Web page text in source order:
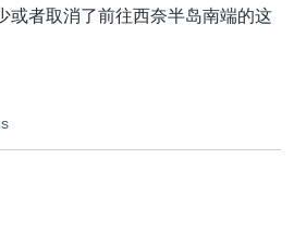
或者取消了前往西奈半岛南端的这